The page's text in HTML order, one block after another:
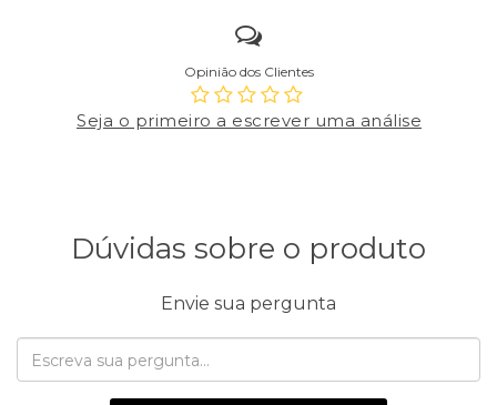
Opinião dos Clientes
Seja o primeiro a escrever uma análise
Dúvidas sobre o produto
Envie sua pergunta